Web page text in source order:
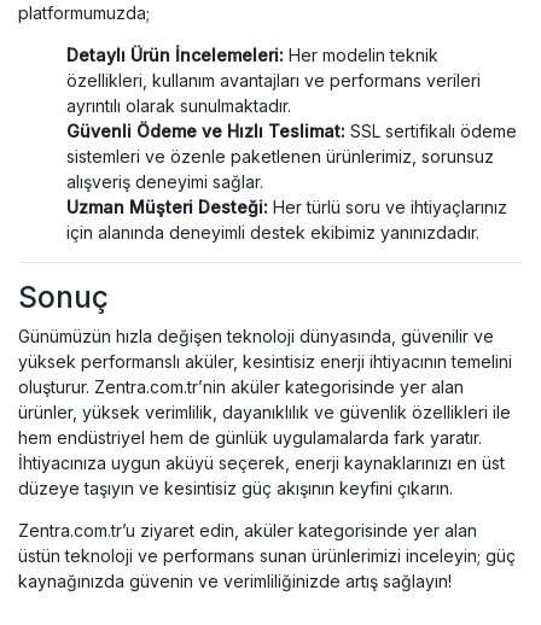
platformumuzda;
Detaylı Ürün İncelemeleri: Her modelin teknik
özellikleri, kullanım avantajları ve performans verileri
ayrıntılı olarak sunulmaktadır.
Güvenli Ödeme ve Hızlı Teslimat: SSL sertifikalı ödeme
sistemleri ve özenle paketlenen ürünlerimiz, sorunsuz
alışveriş deneyimi sağlar.
Uzman Müşteri Desteği: Her türlü soru ve ihtiyaçlarınız
için alanında deneyimli destek ekibimiz yanınızdadır.
Sonuç
Günümüzün hızla değişen teknoloji dünyasında, güvenilir ve
yüksek performanslı aküler, kesintisiz enerji ihtiyacının temelini
oluşturur. Zentra.com.tr’nin aküler kategorisinde yer alan
ürünler, yüksek verimlilik, dayanıklılık ve güvenlik özellikleri ile
hem endüstriyel hem de günlük uygulamalarda fark yaratır.
İhtiyacınıza uygun aküyü seçerek, enerji kaynaklarınızı en üst
düzeye taşıyın ve kesintisiz güç akışının keyfini çıkarın.
Zentra.com.tr’u ziyaret edin, aküler kategorisinde yer alan
üstün teknoloji ve performans sunan ürünlerimizi inceleyin; güç
kaynağınızda güvenin ve verimliliğinizde artış sağlayın!